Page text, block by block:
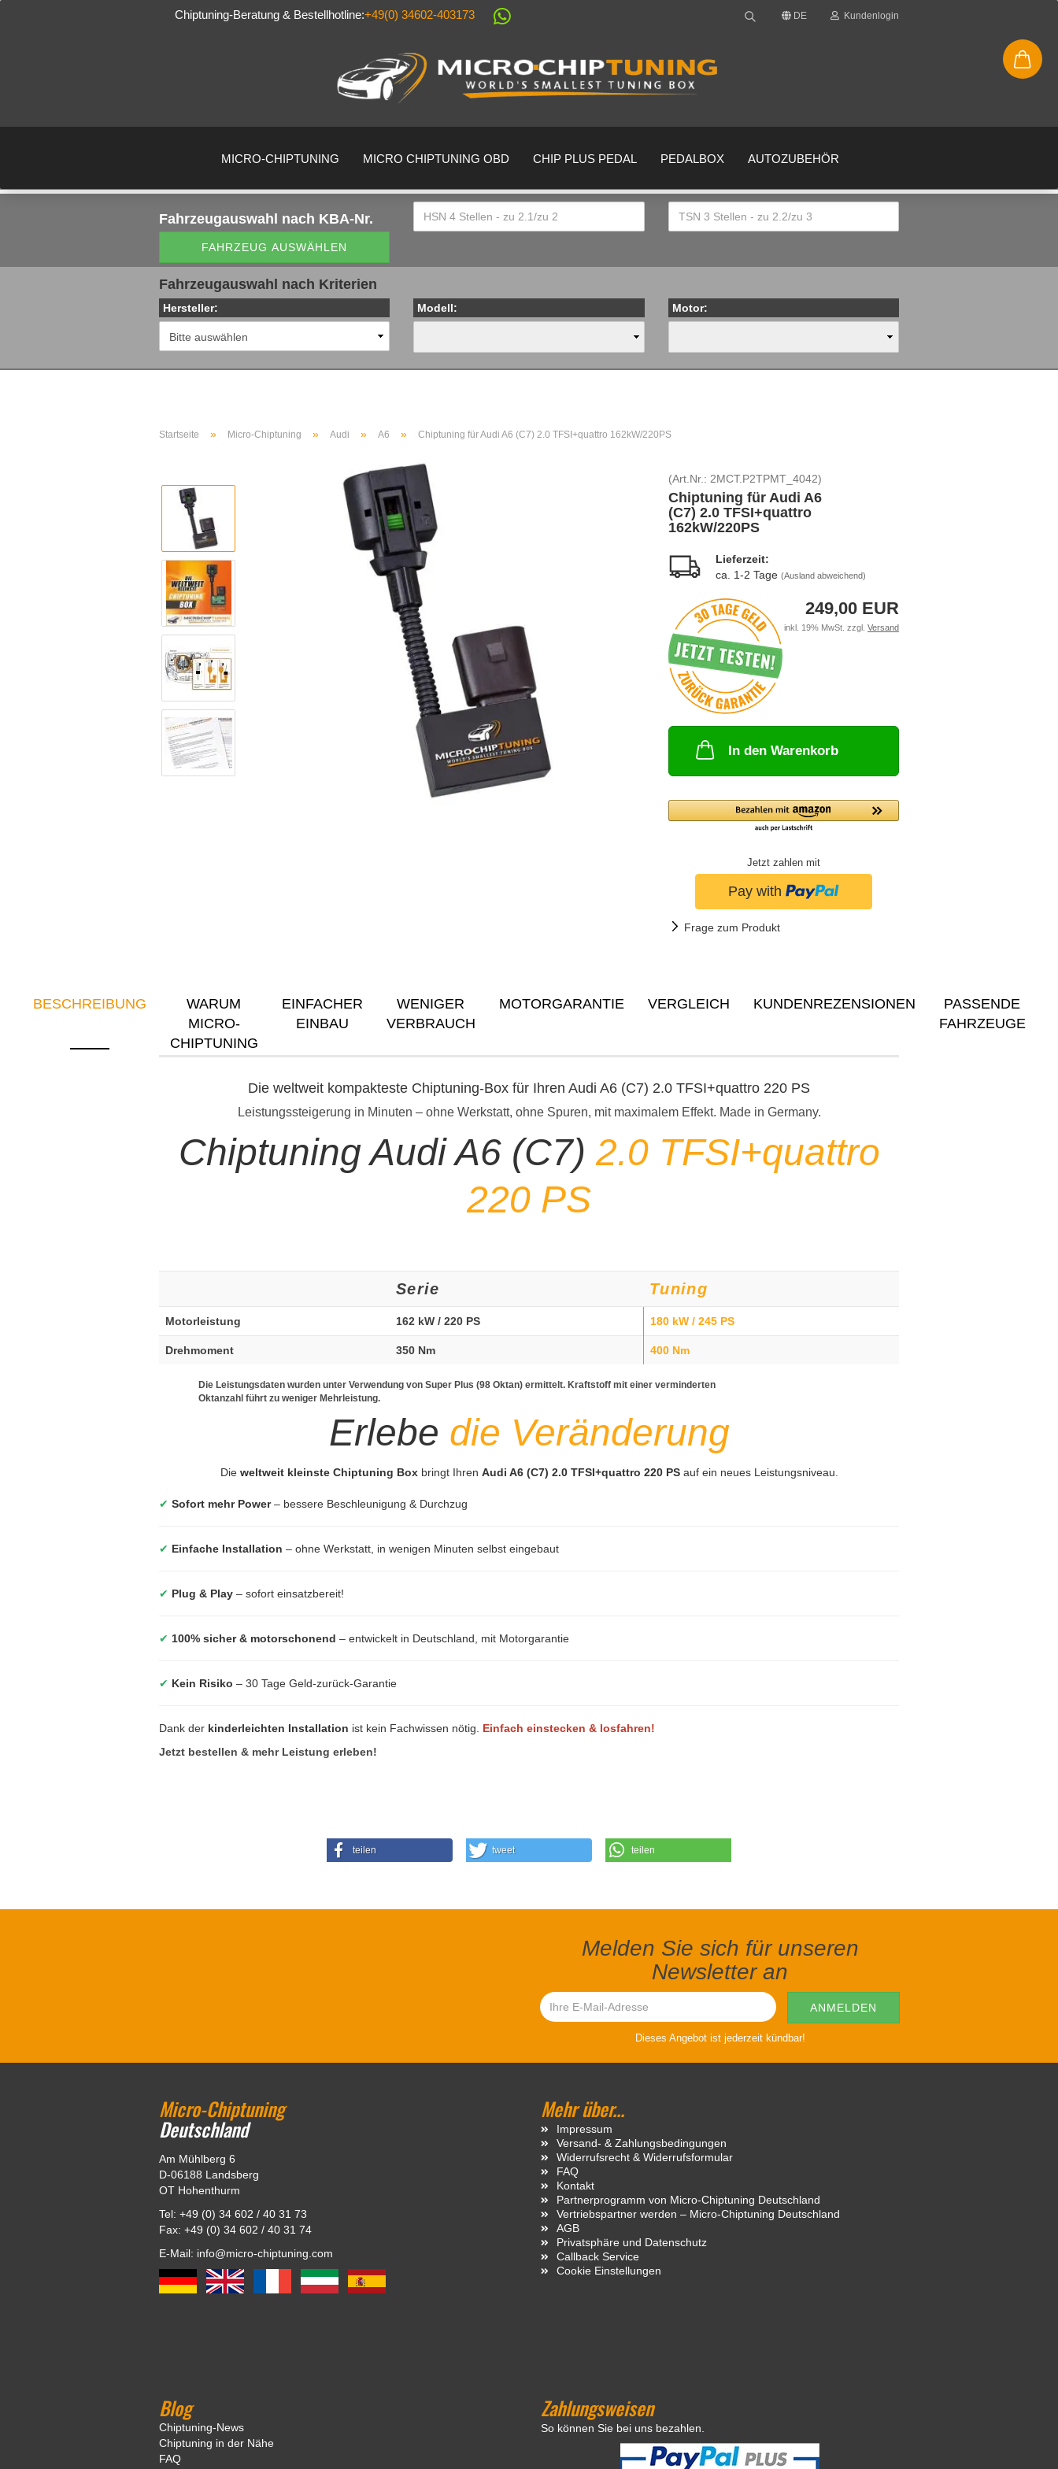
Chiptuning-Beratung & Bestellhotline:+49(0) 34602-403173 DE
Sprache auswählen
Kundenlogin
MICRO-CHIPTUNING MICRO CHIPTUNING OBD CHIP PLUS PEDAL PEDALBOX AUTOZUBEHÖR
Fahrzeugauswahl nach KBA-Nr.
FAHRZEUG AUSWÄHLEN
Fahrzeugauswahl nach Kriterien
Hersteller: Modell: Motor:
Startseite » Micro-Chiptuning » Audi » A6 » Chiptuning für Audi A6 (C7) 2.0 TFSI+quattro 162kW/220PS
(Art.Nr.: 2MCT.P2TPMT_4042)
Chiptuning für Audi A6
(C7) 2.0 TFSI+quattro
162kW/220PS
Lieferzeit:
ca. 1-2 Tage (Ausland abweichend)
249,00 EUR
inkl. 19% MwSt. zzgl. Versand
In den Warenkorb
Jetzt zahlen mit
Frage zum Produkt
BESCHREIBUNG
WARUM
MICRO-
CHIPTUNING
EINFACHER
EINBAU
WENIGER
VERBRAUCH
MOTORGARANTIE VERGLEICH KUNDENREZENSIONEN
PASSENDE
FAHRZEUGE
Die weltweit kompakteste Chiptuning-Box für Ihren Audi A6 (C7) 2.0 TFSI+quattro 220 PS
Leistungssteigerung in Minuten – ohne Werkstatt, ohne Spuren, mit maximalem Effekt. Made in Germany.
Chiptuning Audi A6 (C7) 2.0 TFSI+quattro
220 PS
Serie Tuning
Motorleistung 162 kW / 220 PS 180 kW / 245 PS
Drehmoment 350 Nm 400 Nm
Die Leistungsdaten wurden unter Verwendung von Super Plus (98 Oktan) ermittelt. Kraftstoff mit einer verminderten
Oktanzahl führt zu weniger Mehrleistung.
Erlebe die Veränderung
Die weltweit kleinste Chiptuning Boxbringt Ihren Audi A6 (C7) 2.0 TFSI+quattro 220 PSauf ein neues Leistungsniveau.
✔ Sofort mehr Power– bessere Beschleunigung & Durchzug
✔ Einfache Installation – ohne Werkstatt, in wenigen Minuten selbst eingebaut
✔ Plug & Play – sofort einsatzbereit!
✔ 100% sicher & motorschonend – entwickelt in Deutschland, mit Motorgarantie
✔ Kein Risiko – 30 Tage Geld-zurück-Garantie
Dank der kinderleichten Installation ist kein Fachwissen nötig. Einfach einstecken & losfahren!
Jetzt bestellen & mehr Leistung erleben!
teilen tweet teilen
Melden Sie sich für unseren
Newsletter an
Dieses Angebot ist jederzeit kündbar!
Micro-Chiptuning
Deutschland
Am Mühlberg 6
D-06188 Landsberg
OT Hohenthurm
Tel: +49 (0) 34 602 / 40 31 73
Fax: +49 (0) 34 602 / 40 31 74
E-Mail: info@micro-chiptuning.com
Mehr über...
Impressum
Versand- & Zahlungsbedingungen
Widerrufsrecht & Widerrufsformular
FAQ
Kontakt
Partnerprogramm von Micro-Chiptuning Deutschland
Vertriebspartner werden – Micro-Chiptuning Deutschland
AGB
Privatsphäre und Datenschutz
Callback Service
Cookie Einstellungen
Blog
Chiptuning-News
Chiptuning in der Nähe
FAQ
Zahlungsweisen
So können Sie bei uns bezahlen.